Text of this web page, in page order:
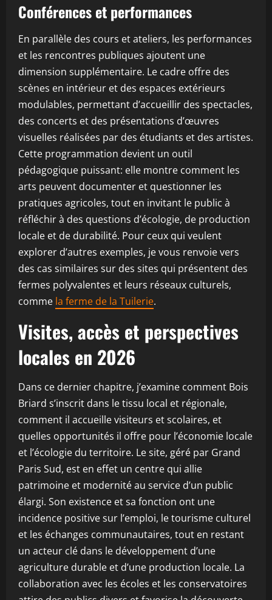
Conférences et performances
En parallèle des cours et ateliers, les performances
et les rencontres publiques ajoutent une
dimension supplémentaire. Le cadre offre des
scènes en intérieur et des espaces extérieurs
modulables, permettant d’accueillir des spectacles,
des concerts et des présentations d’œuvres
visuelles réalisées par des étudiants et des artistes.
Cette programmation devient un outil
pédagogique puissant: elle montre comment les
arts peuvent documenter et questionner les
pratiques agricoles, tout en invitant le public à
réfléchir à des questions d’écologie, de production
locale et de durabilité. Pour ceux qui veulent
explorer d’autres exemples, je vous renvoie vers
des cas similaires sur des sites qui présentent des
fermes polyvalentes et leurs réseaux culturels,
comme la ferme de la Tuilerie.
Visites, accès et perspectives
locales en 2026
Dans ce dernier chapitre, j’examine comment Bois
Briard s’inscrit dans le tissu local et régionale,
comment il accueille visiteurs et scolaires, et
quelles opportunités il offre pour l’économie locale
et l’écologie du territoire. Le site, géré par Grand
Paris Sud, est en effet un centre qui allie
patrimoine et modernité au service d’un public
élargi. Son existence et sa fonction ont une
incidence positive sur l’emploi, le tourisme culturel
et les échanges communautaires, tout en restant
un acteur clé dans le développement d’une
agriculture durable et d’une production locale. La
collaboration avec les écoles et les conservatoires